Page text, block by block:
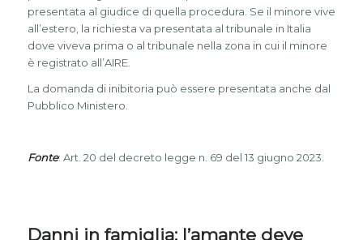
presentata al giudice di quella procedura. Se il minore vive
all’estero, la richiesta va presentata al tribunale in Italia
dove viveva prima o al tribunale nella zona in cui il minore
è registrato all’AIRE.
La domanda di inibitoria può essere presentata anche dal
Pubblico Ministero.
Fonte: Art. 20 del decreto legge n. 69 del 13 giugno 2023.
Danni in famiglia: l’amante deve